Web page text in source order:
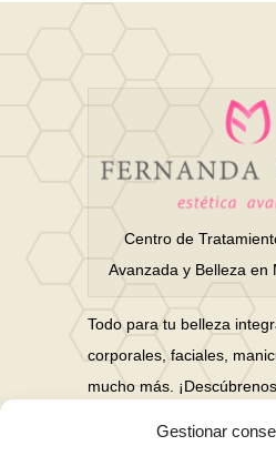
Gestionar
Centro de
Avanzada y Belleza en
Todo para tu belleza
corporales, faciales,
mucho más.
Nuestras